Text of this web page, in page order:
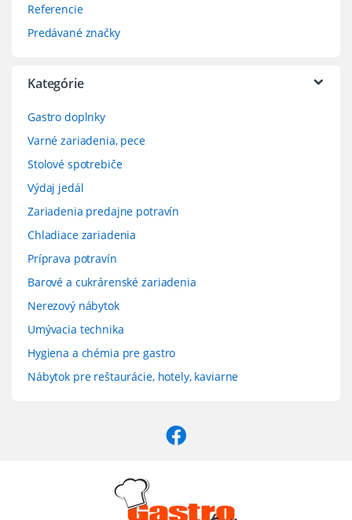
Referencie
Predávané značky
Kategórie
Gastro doplnky
Varné zariadenia, pece
Stolové spotrebiče
Výdaj jedál
Zariadenia predajne potravín
Chladiace zariadenia
Príprava potravín
Barové a cukrárenské zariadenia
Nerezový nábytok
Umývacia technika
Hygiena a chémia pre gastro
Nábytok pre reštaurácie, hotely, kaviarne